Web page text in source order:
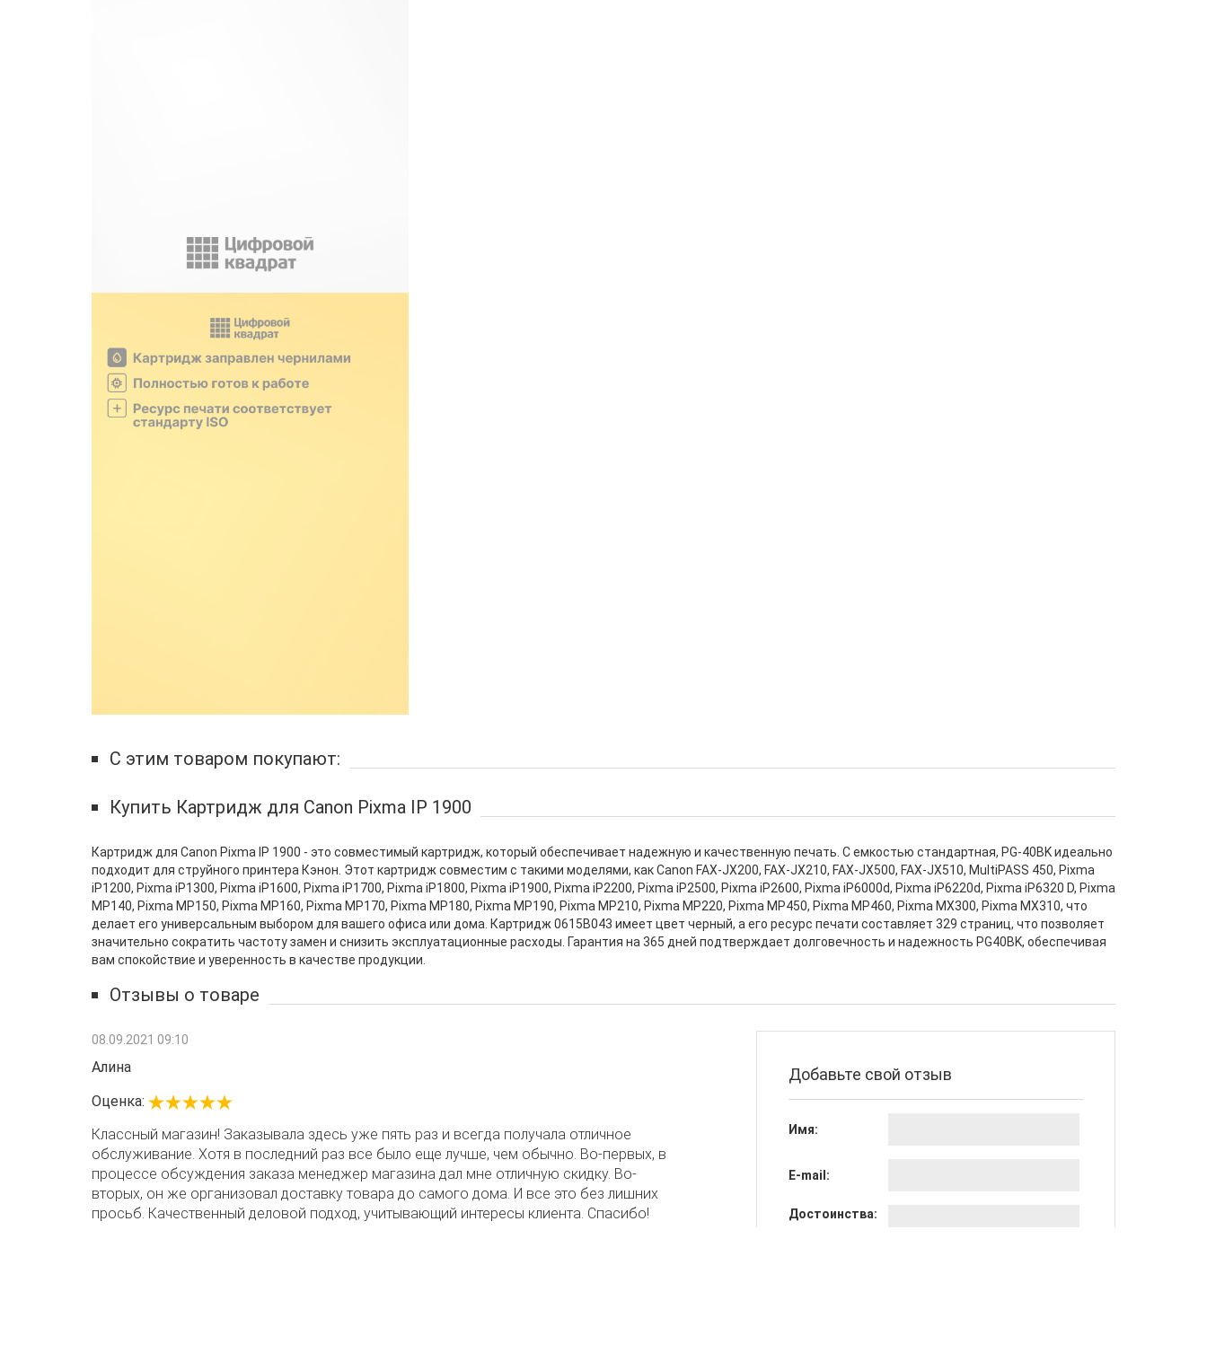
С этим товаром покупают:
Купить Картридж для Canon Pixma IP 1900
Картридж для Canon Pixma IP 1900 - это совместимый картридж, который обеспечивает надежную и качественную печать. С емкостью стандартная, PG-40BK идеально
подходит для струйного принтера Кэнон. Этот картридж совместим с такими моделями, как Canon FAX-JX200, FAX-JX210, FAX-JX500, FAX-JX510, MultiPASS 450, Pixma
iP1200, Pixma iP1300, Pixma iP1600, Pixma iP1700, Pixma iP1800, Pixma iP1900, Pixma iP2200, Pixma iP2500, Pixma iP2600, Pixma iP6000d, Pixma iP6220d, Pixma iP6320 D, Pixma
MP140, Pixma MP150, Pixma MP160, Pixma MP170, Pixma MP180, Pixma MP190, Pixma MP210, Pixma MP220, Pixma MP450, Pixma MP460, Pixma MX300, Pixma MX310, что
делает его универсальным выбором для вашего офиса или дома. Картридж 0615B043 имеет цвет черный, а его ресурс печати составляет 329 страниц, что позволяет
значительно сократить частоту замен и снизить эксплуатационные расходы. Гарантия на 365 дней подтверждает долговечность и надежность PG40BK, обеспечивая
вам спокойствие и уверенность в качестве продукции.
Отзывы о товаре
08.09.2021 09:10
Алина
Оценка:
Классный магазин! Заказывала здесь уже пять раз и всегда получала отличное
обслуживание. Хотя в последний раз все было еще лучше, чем обычно. Во-первых, в
процессе обсуждения заказа менеджер магазина дал мне отличную скидку. Во-
вторых, он же организовал доставку товара до самого дома. И все это без лишних
просьб. Качественный деловой подход, учитывающий интересы клиента. Спасибо!
Добавьте свой отзыв
Имя:
E-mail:
Достоинства: